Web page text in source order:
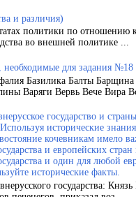
и различия)
политики по
во внешней политике ...
для задания
Базилика Балты Барщина
Варяги Вервь Вече Вира
государство и
исторические
кочевникам имело
и европейских
и один для любой
исторические факты.
государства: